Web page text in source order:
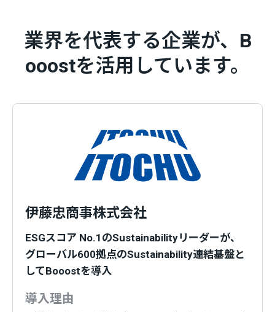
業界を代表する企業が、B
ooostを活用しています。
伊藤忠商事株式会社
ESGスコア No.1のSustainabilityリーダーが、
グローバル600拠点のSustainability連結基盤と
してBooostを導入
導入理由